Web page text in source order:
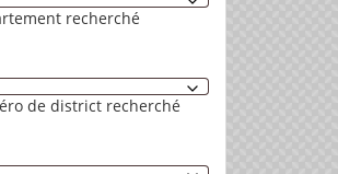
recherché
de district recherché